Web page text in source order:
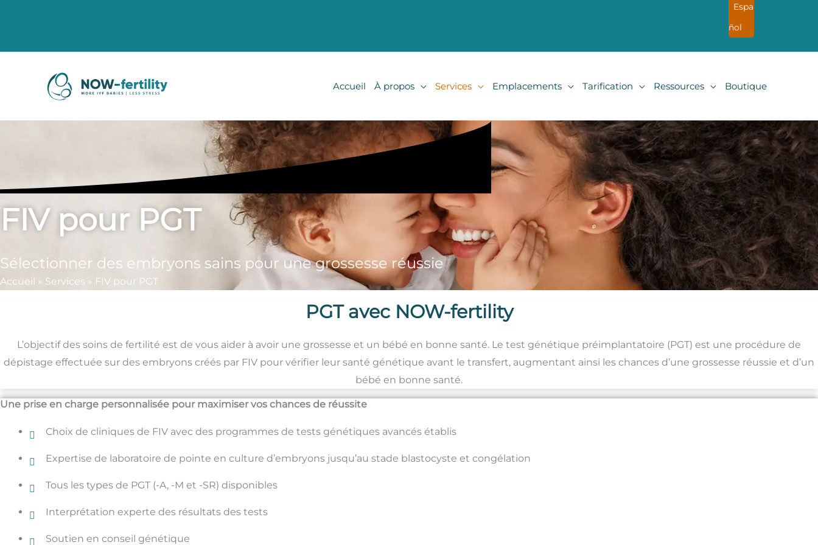
Espa
ñol
Accueil À propos Services Emplacements Tarification Ressources Boutique
FIV pour PGT
Sélectionner des embryons sains pour une grossesse réussie
Accueil » Services » FIV pour PGT
PGT avec NOW-fertility
L’objectif des soins de fertilité est de vous aider à avoir une grossesse et un bébé en bonne santé. Le test génétique préimplantatoire (PGT) est une procédure de
dépistage effectuée sur des embryons créés par FIV pour vérifier leur santé génétique avant le transfert, augmentant ainsi les chances d’une grossesse réussie et d’un
bébé en bonne santé.
Une prise en charge personnalisée pour maximiser vos chances de réussite
Choix de cliniques de FIV avec des programmes de tests génétiques avancés établis
Expertise de laboratoire de pointe en culture d’embryons jusqu’au stade blastocyste et congélation
Tous les types de PGT (-A, -M et -SR) disponibles
Interprétation experte des résultats des tests
Soutien en conseil génétique